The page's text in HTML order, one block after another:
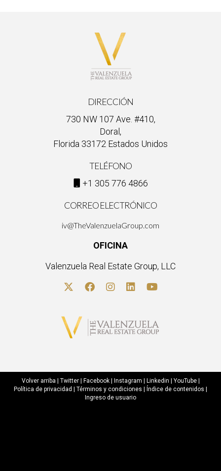
DIRECCIÓN
730 NW 107 Ave. #410,
Doral,
Florida 33172 Estados Unidos
TELÉFONO
+1 305 776 4866
CORREO ELECTRÓNICO
iv@TheValenzuelaGroup.com
OFICINA
Valenzuela Real Estate Group, LLC
Volver arriba Twitter| Facebook| Instagram Linkedin YouTube|
Política de privacidad
Términos y condiciones Índice de contenidos
Ingreso de usuario